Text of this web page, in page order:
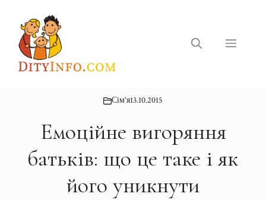
вмісту
Меню
Сім'я13.10.2015
Емоційне вигоряння
батьків: що це таке і як
його уникнути